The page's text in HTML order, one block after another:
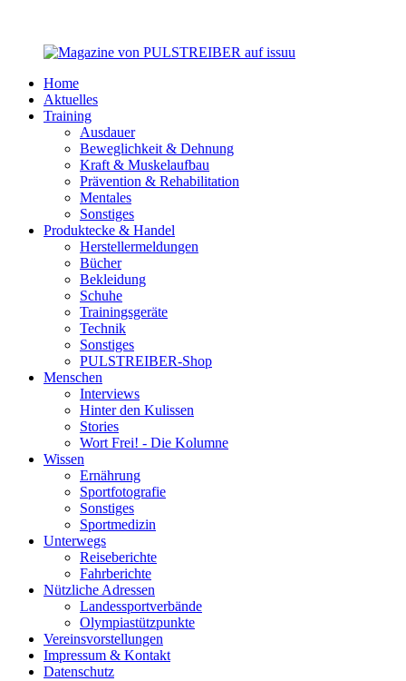
Home
Aktuelles
Training
Ausdauer
Beweglichkeit & Dehnung
Kraft & Muskelaufbau
Prävention & Rehabilitation
Mentales
Sonstiges
Produktecke & Handel
Herstellermeldungen
Bücher
Bekleidung
Schuhe
Trainingsgeräte
Technik
Sonstiges
PULSTREIBER-Shop
Menschen
Interviews
Hinter den Kulissen
Stories
Wort Frei! - Die Kolumne
Wissen
Ernährung
Sportfotografie
Sonstiges
Sportmedizin
Unterwegs
Reiseberichte
Fahrberichte
Nützliche Adressen
Landessportverbände
Olympiastützpunkte
Vereinsvorstellungen
Impressum & Kontakt
Datenschutz